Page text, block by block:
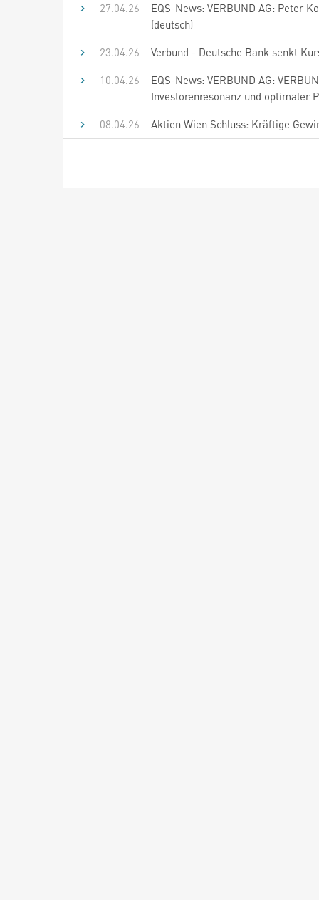
27.04.26
EQS-News: VERBUND AG: Peter
(deutsch)
23.04.26
Verbund - Deutsche Bank senkt
10.04.26
EQS-News: VERBUND AG:
Investorenresonanz und optimaler
08.04.26
Aktien Wien Schluss: Kräftige